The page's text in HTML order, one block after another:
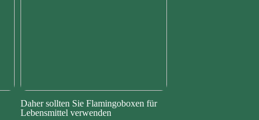
Daher sollten Sie Flamingoboxen für
Lebensmittel verwenden